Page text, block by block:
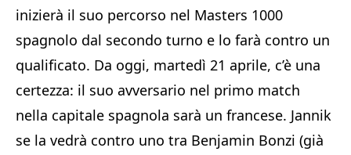
inizierà il suo percorso nel Masters 1000
spagnolo dal secondo turno e lo farà contro un
qualificato. Da oggi, martedì 21 aprile, c’è una
certezza: il suo avversario nel primo match
nella capitale spagnola sarà un francese. Jannik
se la vedrà contro uno tra Benjamin Bonzi (già